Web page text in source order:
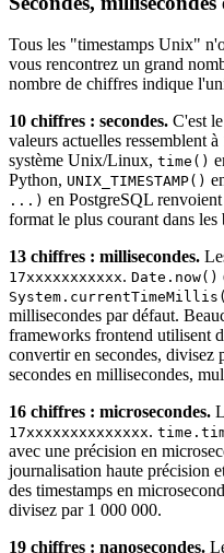
Tous les "timestamps Unix"
vous rencontrez un grand
nombre de chiffres indique
10 chiffres : secondes. C'est
valeurs actuelles ressemblent à
système Unix/Linux, time()
Python, UNIX_TIMESTAMP()
...) en PostgreSQL
format le plus courant dans les
13 chiffres : millisecondes.
17xxxxxxxxxxx. Date.now()
millisecondes par défaut.
frameworks frontend utilisent
convertir en secondes, divisez
secondes en millisecondes,
16 chiffres : microsecondes.
17xxxxxxxxxxxxxx.
avec une précision en
journalisation haute précision
des timestamps en
divisez par 1 000 000.
19 chiffres : nanosecondes.